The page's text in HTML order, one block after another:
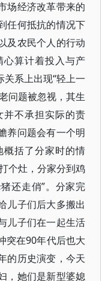
场经济改革带来的
任何抵抗的情况下
及农民个人的行动
算计着投入与产
系上出现“轻上一
问题被忽视，其生
不承担实际的责
养问题会有一个明
括了分家时的情
个灶，分家分到鸡
还走俏”。分家完
儿子们后大多搬出
儿子们在一起生活
突在90年代后也大
的历史演变，今天
，她们是新型婆媳